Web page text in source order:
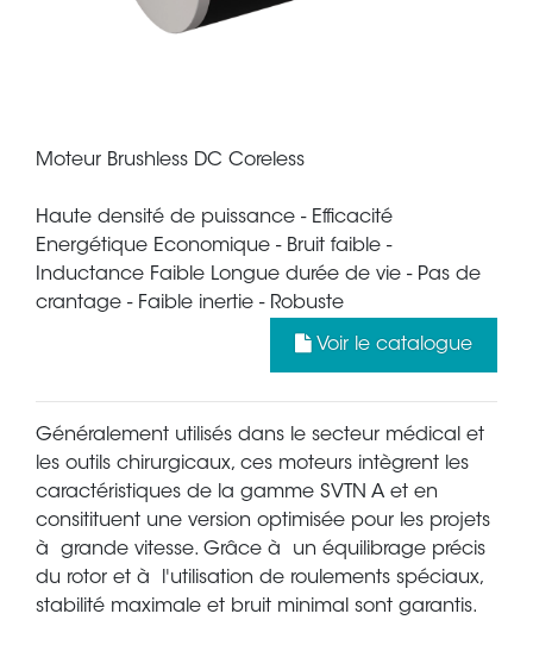
Moteur Brushless DC Coreless
Haute densité de puissance - Efficacité
Energétique Economique - Bruit faible -
Inductance Faible Longue durée de vie - Pas de
crantage - Faible inertie - Robuste
Voir le catalogue
Généralement utilisés dans le secteur médical et
les outils chirurgicaux, ces moteurs intègrent les
caractéristiques de la gamme SVTN A et en
consitituent une version optimisée pour les projets
à grande vitesse. Grâce à un équilibrage précis
du rotor et à l'utilisation de roulements spéciaux,
stabilité maximale et bruit minimal sont garantis.